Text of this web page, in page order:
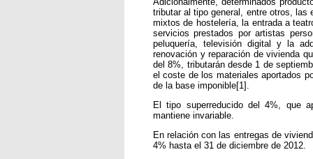
tributar al tipo general, entre otros,
mixtos de hostelería, la entrada a
servicios prestados por artistas
peluquería, televisión digital y la
renovación y reparación de vivienda
del 8%, tributarán desde 1 de
el coste de los materiales aportados
de la base imponible[1].
El tipo superreducido del 4%, que
mantiene invariable.
En relación con las entregas de
4% hasta el 31 de diciembre de 2012.